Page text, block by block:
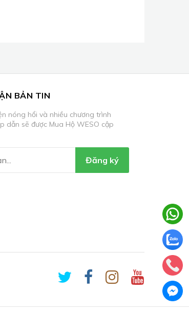
BẢN TIN
nóng hổi và nhiều chương trình
dẫn sẽ được Mua Hộ WESO cập
Đăng ký